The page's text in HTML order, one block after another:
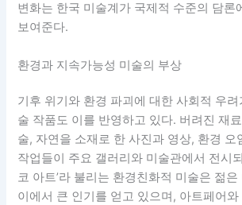
변화는 한국 미술계가 국제적 수준의 담론
보여준다.
환경과 지속가능성 미술의 부상
기후 위기와 환경 파괴에 대한 사회적 우려
술 작품도 이를 반영하고 있다. 버려진 재
술, 자연을 소재로 한 사진과 영상, 환경 오
작업들이 주요 갤러리와 미술관에서 전시
코 아트’라 불리는 환경친화적 미술은 젊
이에서 큰 인기를 얻고 있으며, 아트페어